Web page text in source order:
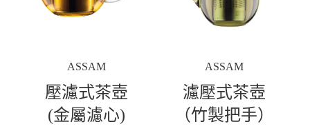
ASSAM
壓濾式茶壺
(金屬濾心)
ASSAM
濾壓式茶壺
（竹製把手）